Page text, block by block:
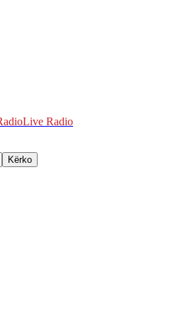
Live Radio